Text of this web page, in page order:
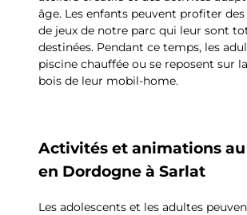
âge. Les enfants peuvent profiter des
de jeux de notre parc qui leur sont
destinées. Pendant ce temps, les
piscine chauffée ou se reposent sur
bois de leur mobil-home.
Activités et animations
en Dordogne à Sarlat
Les adolescents et les adultes